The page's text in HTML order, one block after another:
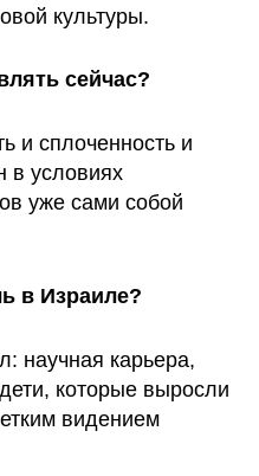
культуры.
сейчас?
и сплоченность и
в условиях
уже сами собой
в Израиле?
научная карьера,
которые выросли
видением